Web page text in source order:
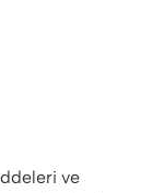
ve